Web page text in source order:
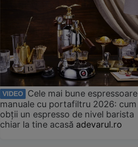
VIDEO
Cele mai bune espressoare
manuale cu portafiltru 2026: cum
obții un espresso de nivel barista
chiar la tine acasă adevarul.ro